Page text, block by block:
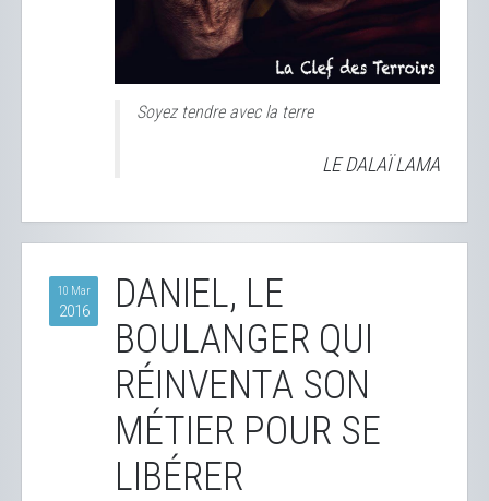
Soyez tendre avec la terre
LE DALAÏ LAMA
10 Mar
2016
DANIEL, LE
BOULANGER QUI
RÉINVENTA SON
MÉTIER POUR SE
LIBÉRER